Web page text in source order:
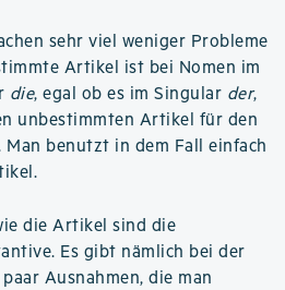
sehr viel weniger Probleme
Artikel ist bei Nomen im
die, egal ob es im Singular der,
unbestimmten Artikel für den
benutzt in dem Fall einfach
die Artikel sind die
Es gibt nämlich bei der
Ausnahmen, die man